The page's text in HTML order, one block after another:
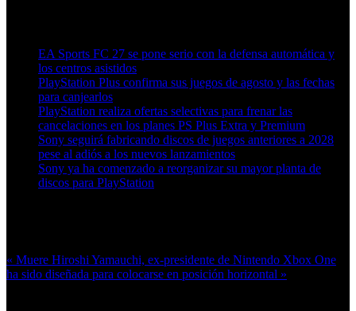
EA Sports FC 27 se pone serio con la defensa automática y
los centros asistidos
PlayStation Plus confirma sus juegos de agosto y las fechas
para canjearlos
PlayStation realiza ofertas selectivas para frenar las
cancelaciones en los planes PS Plus Extra y Premium
Sony seguirá fabricando discos de juegos anteriores a 2028
pese al adiós a los nuevos lanzamientos
Sony ya ha comenzado a reorganizar su mayor planta de
discos para PlayStation
« Muere Hiroshi Yamauchi, ex-presidente de Nintendo Xbox One
ha sido diseñada para colocarse en posición horizontal »